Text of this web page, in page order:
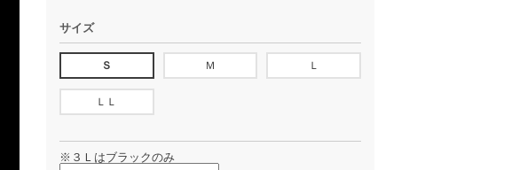
サイズ
Ｓ Ｍ Ｌ
ＬＬ
※３Ｌはブラックのみ